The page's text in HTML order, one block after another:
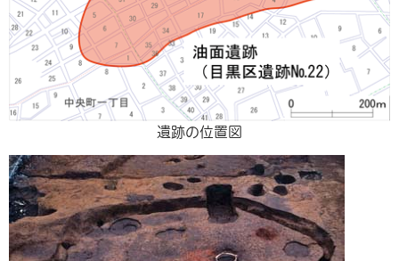
遺跡の位置図